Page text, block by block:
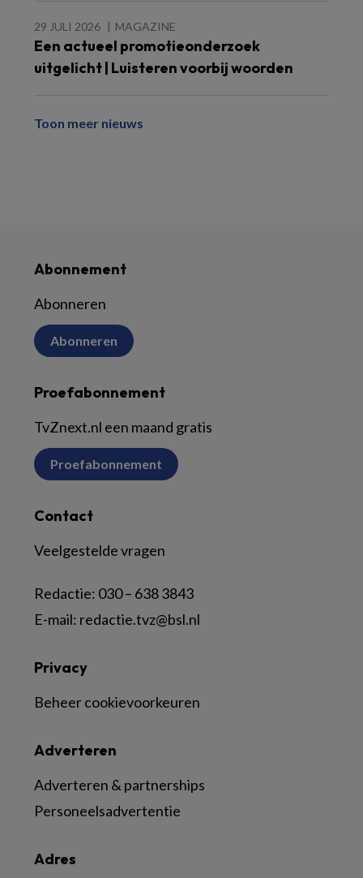
29 JULI 2026 MAGAZINE
Een actueel promotieonderzoek
uitgelicht | Luisteren voorbij woorden
Toon meer nieuws
Abonnement
Abonneren
Abonneren
Proefabonnement
TvZnext.nl een maand gratis
Proefabonnement
Contact
Veelgestelde vragen
Redactie: 030 – 638 3843
E-mail: redactie.tvz@bsl.nl
Adres
Adverteren
Adverteren & partnerships
Personeelsadvertentie
Privacy
Beheer cookievoorkeuren